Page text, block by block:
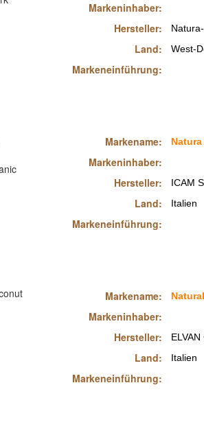
Markeninhaber:
Hersteller:
Land:
Markeneinführung:
West-
Markename:
Markeninhaber:
Hersteller:
Land:
Markeneinführung:
ICAM
Italien
Markename:
Markeninhaber:
Hersteller:
Land:
Markeneinführung:
Natural
Italien